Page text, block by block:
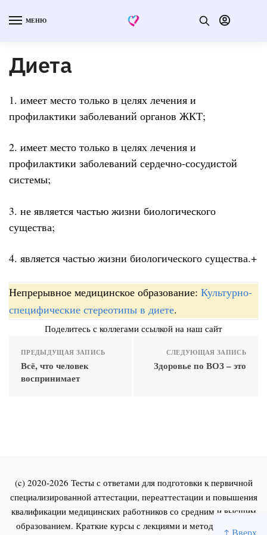
МЕНЮ
Диета
1. имеет место только в целях лечения и
профилактики заболеваний органов ЖКТ;
2. имеет место только в целях лечения и
профилактики заболеваний сердечно-сосудистой
системы;
3. не является частью жизни биологического
существа;
4. является частью жизни биологического существа.+
Непрерывное медицинское образование: Культурно-
специфические стереотипы в диете.
Поделитесь с коллегами ссылкой на наш сайт
ПРЕДЫДУЩАЯ ЗАПИСЬ
Всё, что человек
воспринимает
СЛЕДУЮЩАЯ ЗАПИСЬ
Здоровье по ВОЗ – это
(c) 2020-2026 Тесты с ответами для подготовки к первичной
специализированной аттестации, переаттестации и повышения
квалификации медицинских работников со средним и высшим
образованием. Краткие курсы с лекциями и методическими